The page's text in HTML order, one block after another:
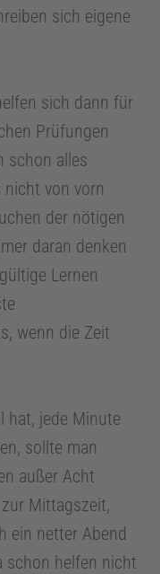
sich eigene
sich dann für
Prüfungen
schon alles
von vorn
der nötigen
daran denken
Lernen
wenn die Zeit
hat, jede Minute
sollte man
außer Acht
Mittagszeit,
ein netter Abend
schon helfen nicht